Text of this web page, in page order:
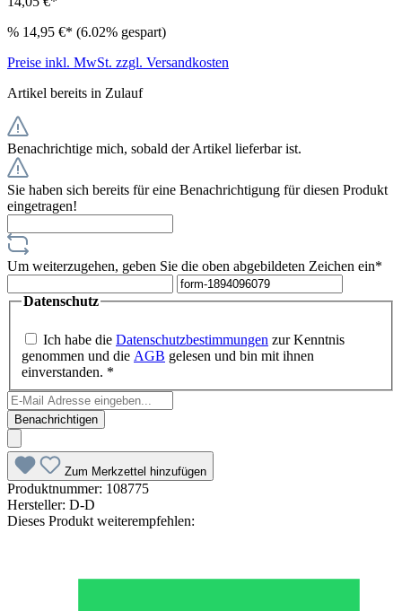
% 14,95 €* (6.02% gespart)
Preise inkl. MwSt. zzgl. Versandkosten
Artikel bereits in Zulauf
Benachrichtige mich, sobald der Artikel lieferbar ist.
Sie haben sich bereits für eine Benachrichtigung für diesen Produkt
eingetragen!
Um weiterzugehen, geben Sie die oben abgebildeten Zeichen ein*
Datenschutz
Ich habe die Datenschutzbestimmungen zur Kenntnis
genommen und die AGB gelesen und bin mit ihnen
einverstanden. *
Benachrichtigen
Zum Merkzettel hinzufügen
Produktnummer: 108775
Hersteller: D-D
Dieses Produkt weiterempfehlen: